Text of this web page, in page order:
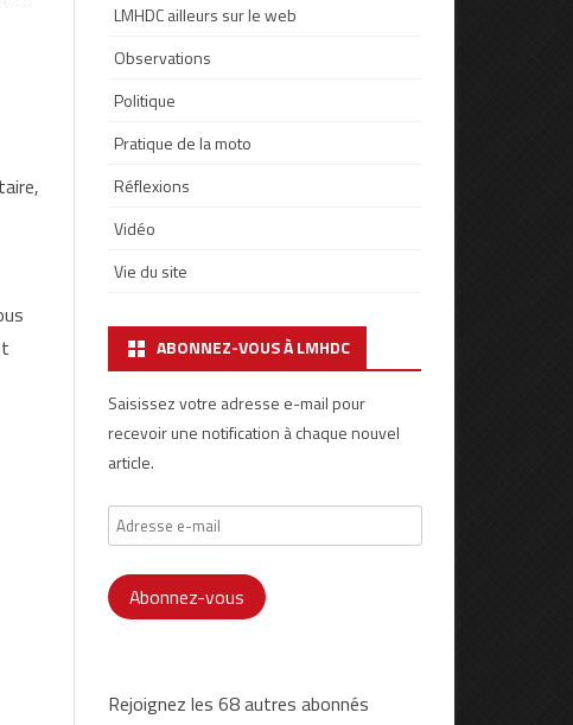
LMHDC ailleurs sur le web
Observations
Politique
Pratique de la moto
Réflexions
Vidéo
Vie du site
ABONNEZ-VOUS À LMHDC
Saisissez votre adresse e-mail pour
recevoir une notification à chaque nouvel
article.
Adresse
e-
mail
Abonnez-vous
Rejoignez les 68 autres abonnés